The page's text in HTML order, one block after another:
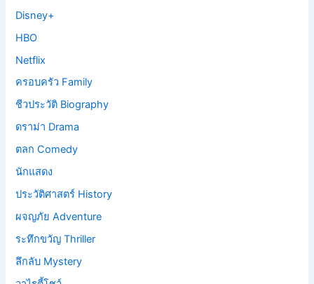
Disney+
HBO
Netflix
ครอบครัว Family
ชีวประวัติ Biography
ดราม่า Drama
ตลก Comedy
นักแสดง
ประวัติศาสตร์ History
ผจญภัย Adventure
ระทึกขวัญ Thriller
ลึกลับ Mystery